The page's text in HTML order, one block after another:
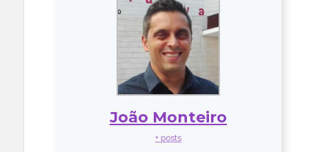
João Monteiro
+ posts